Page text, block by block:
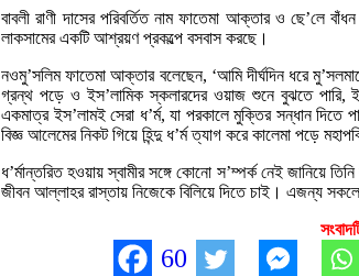
বাবলী রাণী দাসের পরিবর্তিত নাম ফাতেমা আক্তার ও ছে’লে
লাকসামের একটি আশ্রয়ণ প্রকল্পে বসবাস করছে।
নওমু’সলিম ফাতেমা আক্তার বলেছেন, ‘আমি দীর্ঘদিন ধরে
গ্রন্থ পড়ে ও ইস’লামিক স্কলারদের ওয়াজ শুনে বুঝতে পারি,
একমাত্র ইস’লামই সেরা ধ’র্ম, যা পরকালে মুক্তির সন্ধান
বিজ্ঞ আলেমের নিকট গিয়ে হিন্দু ধ’র্ম ত্যাগ করে কালেমা পড়ে
ধ’র্মান্তরিত হওয়ায় স্বামীর সঙ্গে কোনো স’ম্পর্ক নেই জানিয়ে
জীবন আল্লাহর রাস্তায় নিজেকে বিলিয়ে দিতে চাই। এজন্য
60